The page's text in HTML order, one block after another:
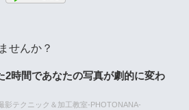
せんか？
2時間であなたの写真が劇的に変わ
影テクニック＆加工教室-PHOTONANA-